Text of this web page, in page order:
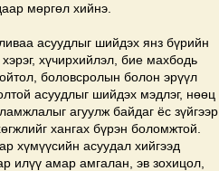
мөргөл хийнэ.
асуудлыг шийдэх янз бүрийн
хүчирхийлэл, бие махбодь
боловсролын болон эрүүл
асуудлыг шийдэх мэдлэг, нөөц
агуулж байдаг ёс зүйгээр
хангах бүрэн боломжтой.
хүмүүсийн асуудал хийгээд
илүү амар амгалан, эв зохицол,